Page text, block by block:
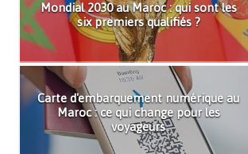
Mondial 2030 au Maroc : qui sont les
six premiers qualifiés ?
Carte d'embarquement numérique au
Maroc : ce qui change pour les
voyageurs